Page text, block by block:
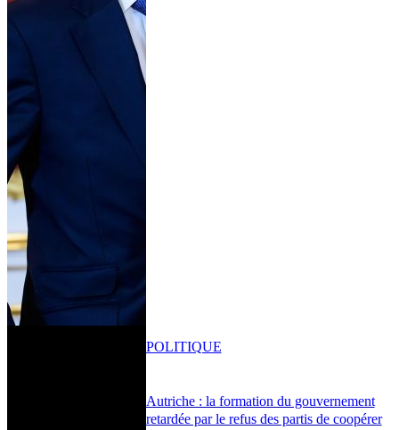
Autriche : la formation du gouvernement
retardée par le refus des partis de coopérer
POLITIQUE